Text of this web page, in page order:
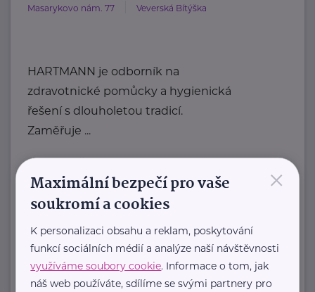
Masarykovo nám. 77 Veverská Bítýška
HARTMANN je odborník na
zdravotnické pomůcky a hygienická
řešení s dlouholetou tradicí.
Zaměřuje ...
+420 800 100 150
info@hartmanndirect.cz
Zobrazit přehled společností
×
Maximální bezpečí pro vaše
soukromí a cookies
K personalizaci obsahu a reklam, poskytování
funkcí sociálních médií a analýze naší návštěvnosti
využíváme soubory cookie. Informace o tom, jak
náš web používáte, sdílíme se svými partnery pro